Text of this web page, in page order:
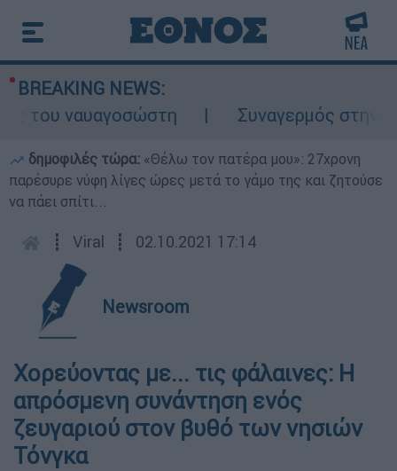
BREAKING NEWS:
του ναυαγοσώστη
Συναγερμός στην
δημοφιλές τώρα: «Θέλω τον πατέρα μου»: 27χρονη
παρέσυρε νύφη λίγες ώρες μετά το γάμο της και ζητούσε
να πάει σπίτι...
┋ Viral ┋ 02.10.2021 17:14
Newsroom
Χορεύοντας με... τις φάλαινες: Η
απρόσμενη συνάντηση ενός
ζευγαριού στον βυθό των νησιών
Τόνγκα